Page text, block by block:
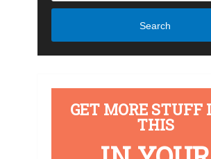
Search
GET MORE STUFF
THIS